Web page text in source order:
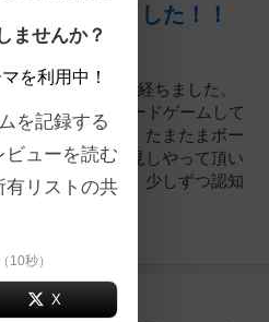
1ヶ月たちました！！
なって約1ヶ月が経ちました。
に1回くらいはボードゲームして
がって頂いたり、たまたまボー
ードゲームを発見しやって頂い
て来てくれたり、少しずつ認知
時13分頃
ませんか？
を利用中！
を記録する
ビューを読む
有リストの共
10秒）
X